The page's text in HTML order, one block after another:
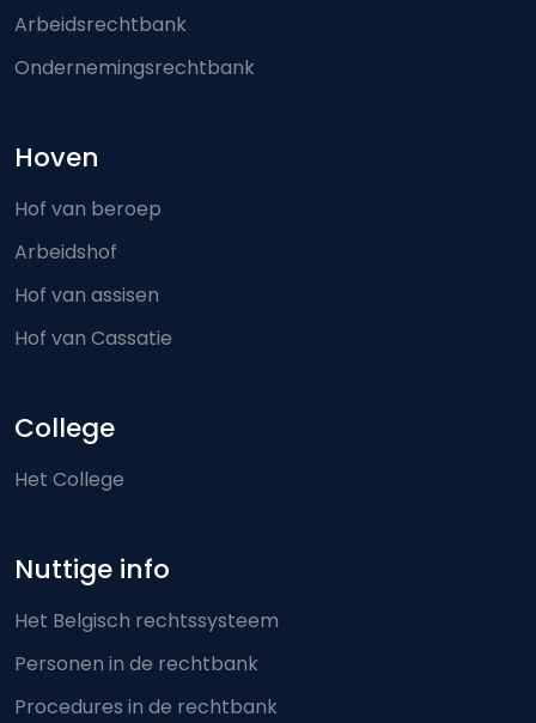
Arbeidsrechtbank
Ondernemingsrechtbank
Hoven
Hof van beroep
Arbeidshof
Hof van assisen
Hof van Cassatie
College
Het College
Nuttige info
Het Belgisch rechtssysteem
Personen in de rechtbank
Procedures in de rechtbank